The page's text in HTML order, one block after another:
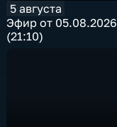
5 августа
Эфир от 05.08.2026
(21:10)